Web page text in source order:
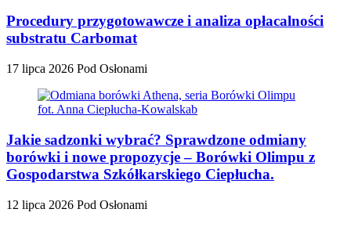
Procedury przygotowawcze i analiza opłacalności
substratu Carbomat
17 lipca 2026 Pod Osłonami
Jakie sadzonki wybrać? Sprawdzone odmiany
borówki i nowe propozycje – Borówki Olimpu z
Gospodarstwa Szkółkarskiego Ciepłucha.
12 lipca 2026 Pod Osłonami